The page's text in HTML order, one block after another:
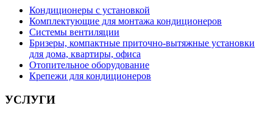
Кондиционеры с установкой
Комплектующие для монтажа кондиционеров
Системы вентиляции
Бризеры, компактные приточно-вытяжные установки
для дома, квартиры, офиса
Отопительное оборудование
Крепежи для кондиционеров
УСЛУГИ